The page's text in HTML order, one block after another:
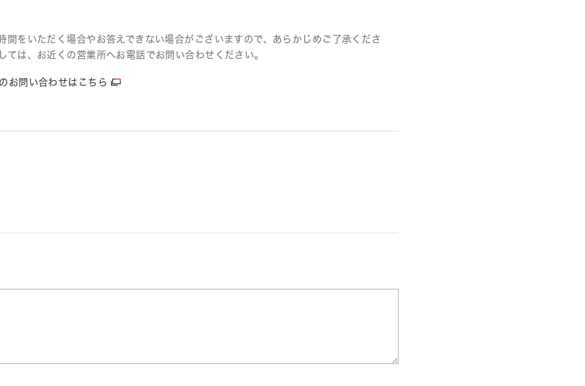
間をいただく場合やお答えできない場合がございますので、あらかじめご了承くださ
ては、お近くの営業所へお電話でお問い合わせください。
お問い合わせはこちら